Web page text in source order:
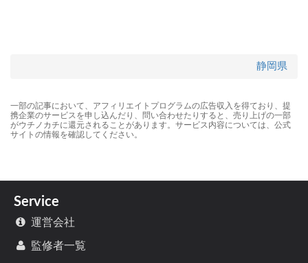
静岡県
一部の記事において、アフィリエイトプログラムの広告収入を得ており、提
携企業のサービスを申し込んだり、問い合わせたりすると、売り上げの一部
がウチノカチに還元されることがあります。サービス内容については、公式
サイトの情報を確認してください。
Service
運営会社
監修者一覧